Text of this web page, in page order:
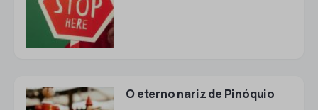
O eterno nariz de Pinóquio